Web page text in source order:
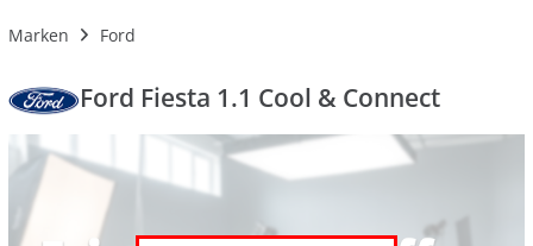
Marken Ford
Ford Fiesta 1.1 Cool & Connect